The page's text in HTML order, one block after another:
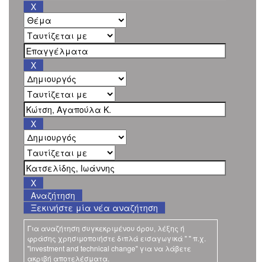
Ξεκινήστε μία νέα αναζήτηση
Για αναζήτηση συγκεκριμένου όρου, λέξης ή
φράσης χρησιμοποιήστε διπλά εισαγωγικά " " π.χ.
"investment and technical change" για να λάβετε
ακριβή αποτελέσματα.